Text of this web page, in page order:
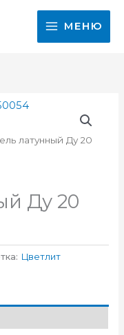
МЕНЮ
латунный Ду 20
Ду 20
Цветлит